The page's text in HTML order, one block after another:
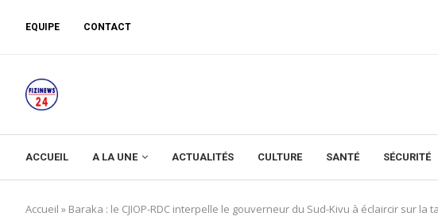
EQUIPE CONTACT
ACCUEIL A LA UNE ACTUALITÉS CULTURE SANTÉ SÉCURITÉ
Accueil » Baraka : le CJIOP-RDC interpelle le gouverneur du Sud-Kivu à éclaircir sur la